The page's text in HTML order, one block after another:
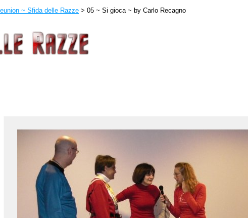
~ Sfida delle Razze > 05 ~ Si gioca ~ by Carlo Recagno